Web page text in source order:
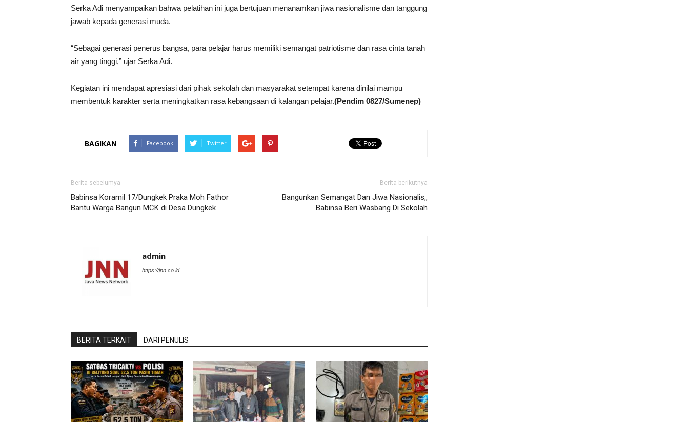
Serka Adi menyampaikan bahwa pelatihan ini juga bertujuan menanamkan jiwa nasionalisme dan tanggung
jawab kepada generasi muda.
“Sebagai generasi penerus bangsa, para pelajar harus memiliki semangat patriotisme dan rasa cinta tanah
air yang tinggi,” ujar Serka Adi.
Kegiatan ini mendapat apresiasi dari pihak sekolah dan masyarakat setempat karena dinilai mampu
membentuk karakter serta meningkatkan rasa kebangsaan di kalangan pelajar.(Pendim 0827/Sumenep)
BAGIKAN Facebook Twitter
Berita sebelumya
Babinsa Koramil 17/Dungkek Praka Moh Fathor
Bantu Warga Bangun MCK di Desa Dungkek
Berita berikutnya
Bangunkan Semangat Dan Jiwa Nasionalis,,
Babinsa Beri Wasbang Di Sekolah
admin
https://jnn.co.id
BERITA TERKAIT DARI PENULIS